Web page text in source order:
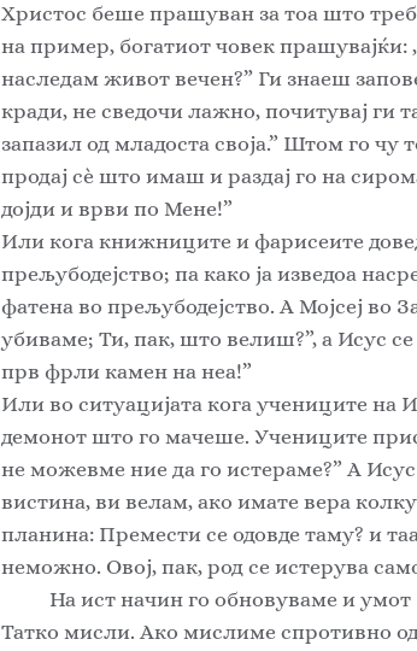
Христос беше прашуван за тоа што
на пример, богатиот човек
наследам живот вечен?” Ги знаеш
кради, не сведочи лажно, почитувај ги
запазил од младоста своја.” Штом го чу
продај сè што имаш и раздај го на
дојди и врви по Мене!”
Или кога книжниците и фарисеите
прељубодејство; па како ја изведоа
фатена во прељубодејство. А Мојсеј во
убиваме; Ти, пак, што велиш?”, а Исус се
прв фрли камен на неа!”
Или во ситуацијата кога учениците на
демонот што го мачеше. Учениците
не можевме ние да го истераме?” А
вистина, ви велам, ако имате вера
планина: Премести се одовде таму? и
неможно. Овој, пак, род се истерува
Татко мисли. Ако мислиме спротивно